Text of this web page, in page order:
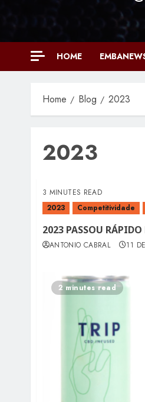
HOME
Home Blog 2023
2023
3 MINUTES READ
2023
Competitividade
2023 PASSOU
ANTONIO CABRAL 11
2 minutes read